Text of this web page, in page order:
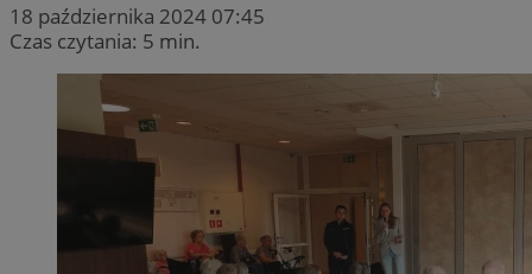
18 października 2024 07:45
Czas czytania: 5 min.